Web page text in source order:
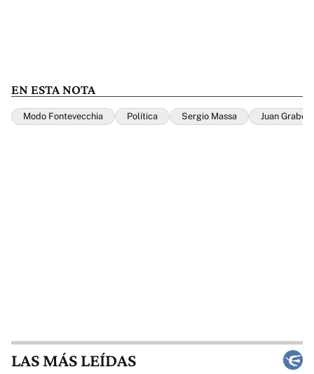
EN ESTA NOTA
Modo Fontevecchia Política Sergio Massa Juan Grabois
LAS MÁS LEÍDAS